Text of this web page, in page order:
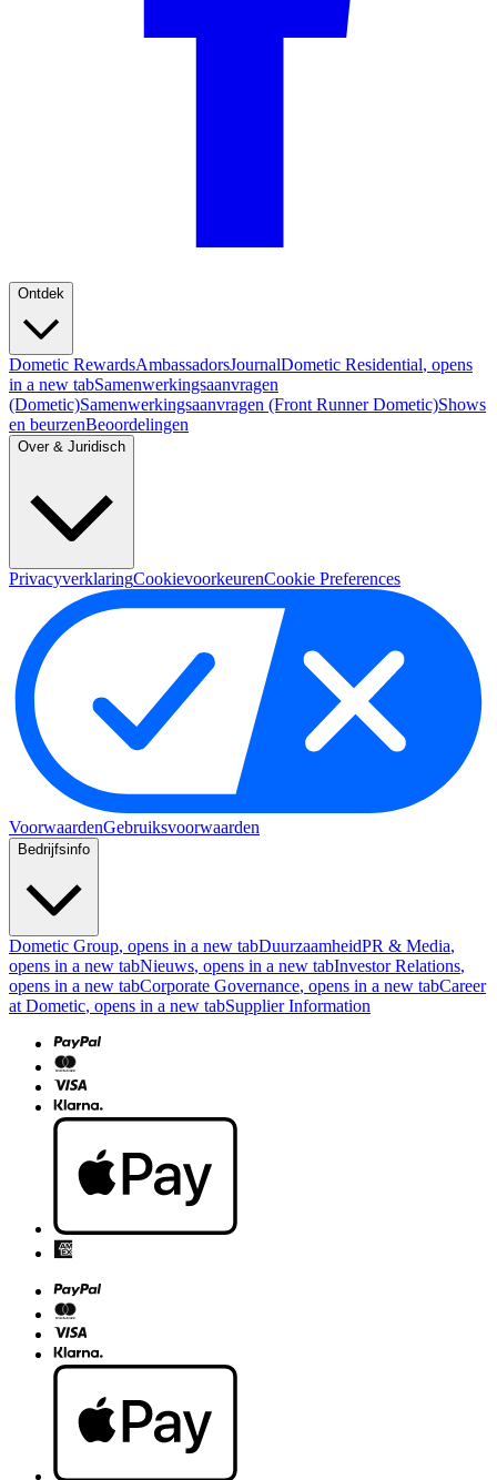
Ontdek
Dometic RewardsAmbassadorsJournalDometic Residential, opens
in a new tabSamenwerkingsaanvragen
(Dometic)Samenwerkingsaanvragen (Front Runner Dometic)Shows
en beurzenBeoordelingen
Over & Juridisch
PrivacyverklaringCookievoorkeurenCookie Preferences
VoorwaardenGebruiksvoorwaarden
Bedrijfsinfo
Dometic Group, opens in a new tabDuurzaamheidPR & Media,
opens in a new tabNieuws, opens in a new tabInvestor Relations,
opens in a new tabCorporate Governance, opens in a new tabCareer
at Dometic, opens in a new tabSupplier Information